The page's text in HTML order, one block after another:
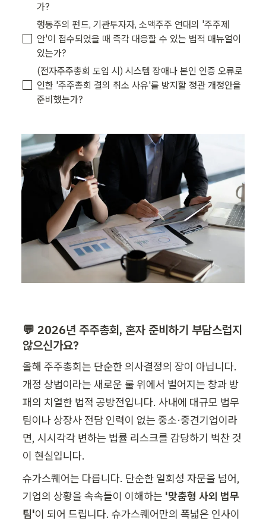
가?
행동주의 펀드, 기관투자자, 소액주주 연대의 '주주제
안'이 접수되었을 때 즉각 대응할 수 있는 법적 매뉴얼이
있는가?
(전자주주총회 도입 시) 시스템 장애나 본인 인증 오류로
인한 '주주총회 결의 취소 사유'를 방지할 정관 개정안을
준비했는가?
💬 2026년 주주총회, 혼자 준비하기 부담스럽지
않으신가요?
올해 주주총회는 단순한 의사결정의 장이 아닙니다.
개정 상법이라는 새로운 룰 위에서 벌어지는 창과 방
패의 치열한 법적 공방전입니다. 사내에 대규모 법무
팀이나 상장사 전담 인력이 없는 중소·중견기업이라
면, 시시각각 변하는 법률 리스크를 감당하기 벅찬 것
이 현실입니다.
슈가스퀘어는 다릅니다. 단순한 일회성 자문을 넘어,
기업의 상황을 속속들이 이해하는 '맞춤형 사외 법무
팀'이 되어 드립니다. 슈가스퀘어만의 폭넓은 인사이